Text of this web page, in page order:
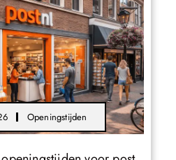
Openingstijden